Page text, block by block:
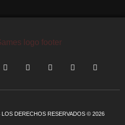
DERECHOS RESERVADOS © 2026